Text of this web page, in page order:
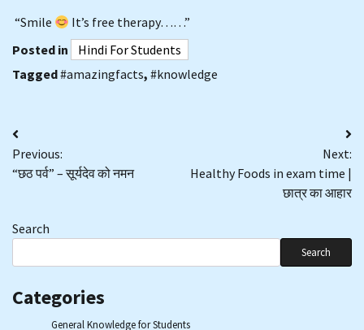
“Smile
It’s free therapy……”
Posted in
Hindi For Students
Tagged#amazingfacts, #knowledge
Post
navigation
Previous:
“छठ पर्व” – सूर्यदेव को नमन
Next:
Healthy Foods in exam time |
छात्र का आहार
Search
Search
Categories
General Knowledge for Students